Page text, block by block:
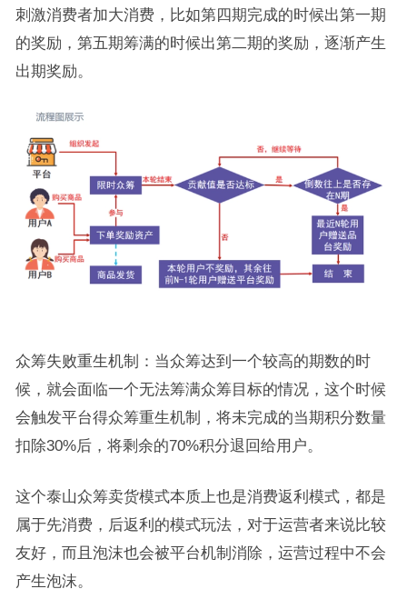
刺激消费者加大消费，比如第四期完成的时候出第一期
的奖励，第五期筹满的时候出第二期的奖励，逐渐产生
出期奖励。
众筹失败重生机制：当众筹达到一个较高的期数的时
候，就会面临一个无法筹满众筹目标的情况，这个时候
会触发平台得众筹重生机制，将未完成的当期积分数量
扣除30%后，将剩余的70%积分退回给用户。
这个泰山众筹卖货模式本质上也是消费返利模式，都是
属于先消费，后返利的模式玩法，对于运营者来说比较
友好，而且泡沫也会被平台机制消除，运营过程中不会
产生泡沫。